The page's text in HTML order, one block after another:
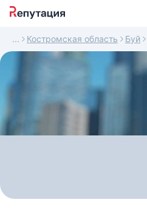
Костромская область Буй